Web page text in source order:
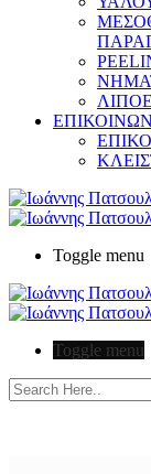
Toggle menu
Toggle menu